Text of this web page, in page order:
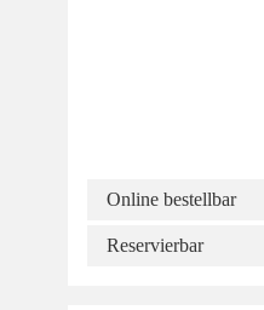
Online bestellbar
Reservierbar